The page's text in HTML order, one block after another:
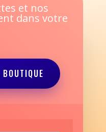
et nos
dans votre